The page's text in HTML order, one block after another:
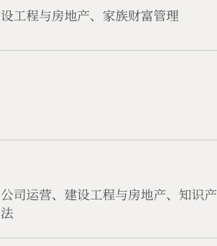
工程与房地产、家族财富管理
司运营、建设工程与房地产、知识产